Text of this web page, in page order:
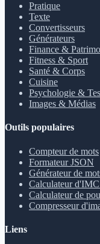
Pratique
Texte
Convertisseurs
Générateurs
Finance &
Fitness & Sport
Santé & Corps
Cuisine
Psychologie &
Images & Médias
Outils populaires
Compteur de mots
Formateur JSON
Générateur de
Calculateur
Calculateur de
Compresseur
Liens